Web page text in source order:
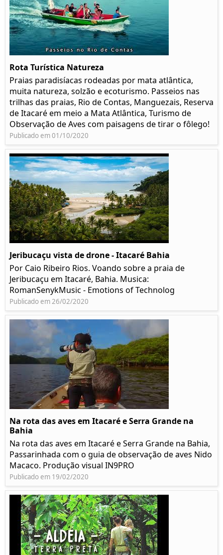
Rota Turística Natureza
Praias paradisíacas rodeadas por mata atlântica,
muita natureza, solzão e ecoturismo. Passeios nas
trilhas das praias, Rio de Contas, Manguezais, Reserva
de Itacaré em meio a Mata Atlântica, Turismo de
Observação de Aves com paisagens de tirar o fôlego!
Publicado em 01/10/2020
Jeribucaçu vista de drone - Itacaré Bahia
Por Caio Ribeiro Rios. Voando sobre a praia de
Jeribucaçu em Itacaré, Bahia. Musica:
RomanSenykMusic - Emotions of Technolog
Publicado em 26/02/2020
Na rota das aves em Itacaré e Serra Grande na
Bahia
Na rota das aves em Itacaré e Serra Grande na Bahia,
Passarinhada com o guia de observação de aves Nido
Macaco. Produção visual IN9PRO
Publicado em 19/02/2020